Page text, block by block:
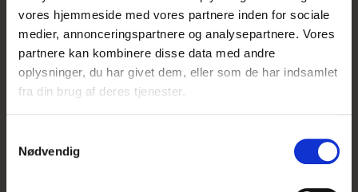
vores hjemmeside med vores partnere inden for sociale
medier, annonceringspartnere og analysepartnere. Vores
partnere kan kombinere disse data med andre
oplysninger, du har givet dem, eller som de har indsamlet
fra din brug af deres tjenester.
Nødvendig